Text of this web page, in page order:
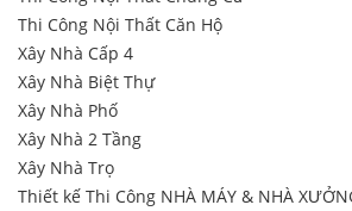
Thi Công Nội Thất Căn Hộ
Xây Nhà Cấp 4
Xây Nhà Biệt Thự
Xây Nhà Phố
Xây Nhà 2 Tầng
Xây Nhà Trọ
Thiết kế Thi Công NHÀ MÁY & NHÀ